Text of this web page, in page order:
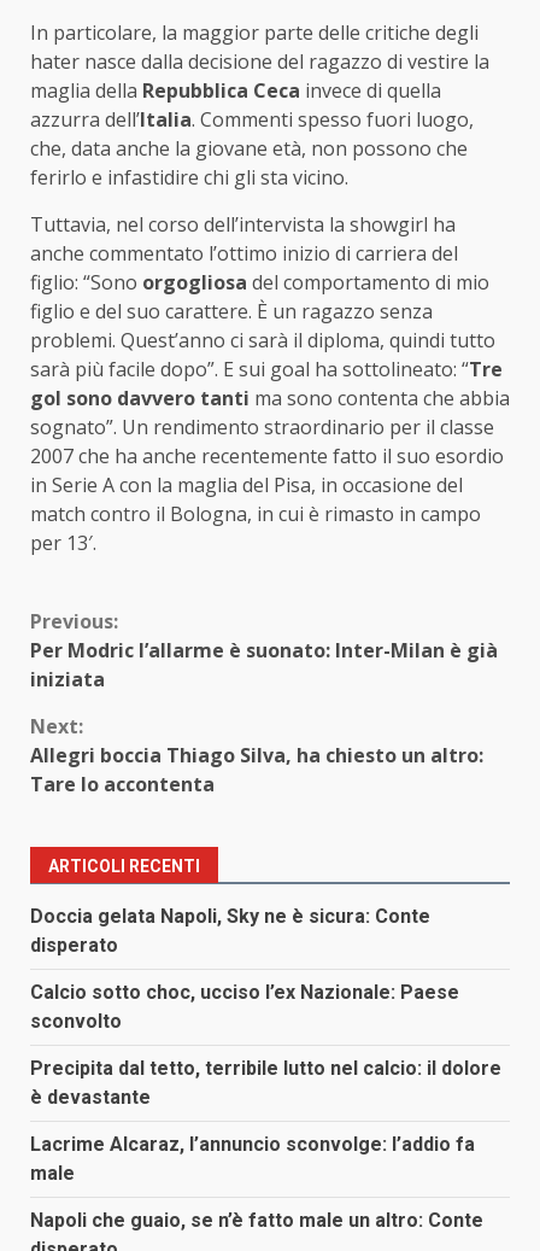
In particolare, la maggior parte delle critiche degli
hater nasce dalla decisione del ragazzo di vestire la
maglia della Repubblica Ceca invece di quella
azzurra dell’Italia. Commenti spesso fuori luogo,
che, data anche la giovane età, non possono che
ferirlo e infastidire chi gli sta vicino.
Tuttavia, nel corso dell’intervista la showgirl ha
anche commentato l’ottimo inizio di carriera del
figlio: “Sono orgogliosa del comportamento di mio
figlio e del suo carattere. È un ragazzo senza
problemi. Quest’anno ci sarà il diploma, quindi tutto
sarà più facile dopo”. E sui goal ha sottolineato: “Tre
gol sono davvero tanti ma sono contenta che abbia
sognato”. Un rendimento straordinario per il classe
2007 che ha anche recentemente fatto il suo esordio
in Serie A con la maglia del Pisa, in occasione del
match contro il Bologna, in cui è rimasto in campo
per 13′.
Continue
Reading
Previous:
Per Modric l’allarme è suonato: Inter-Milan è già
iniziata
Next:
Allegri boccia Thiago Silva, ha chiesto un altro:
Tare lo accontenta
ARTICOLI RECENTI
Doccia gelata Napoli, Sky ne è sicura: Conte
disperato
Calcio sotto choc, ucciso l’ex Nazionale: Paese
sconvolto
Precipita dal tetto, terribile lutto nel calcio: il dolore
è devastante
Lacrime Alcaraz, l’annuncio sconvolge: l’addio fa
male
Napoli che guaio, se n’è fatto male un altro: Conte